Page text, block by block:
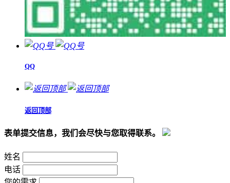
QQ
返回顶部
表单提交信息，我们会尽快与您取得联系。
姓名
电话